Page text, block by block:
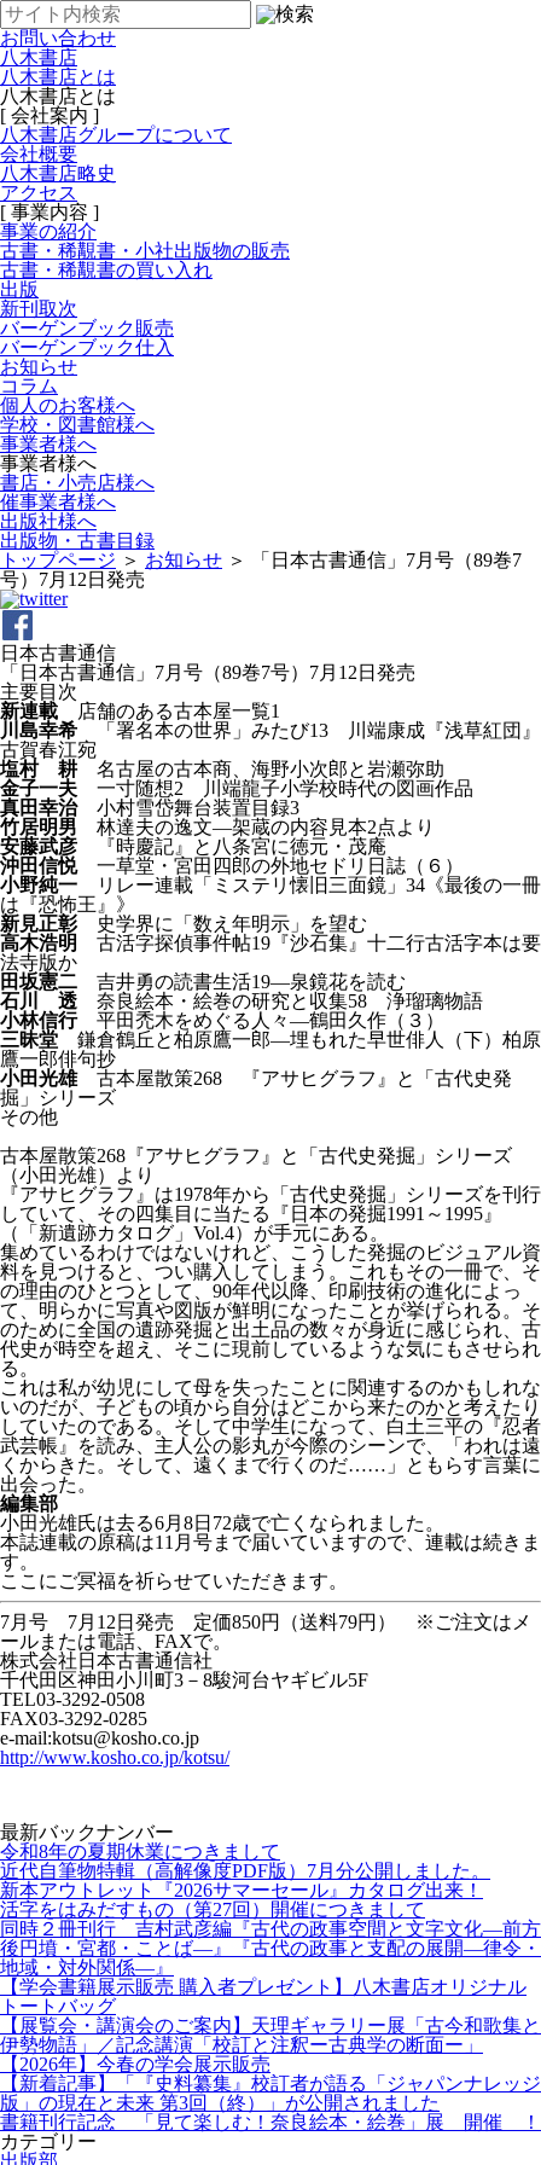
お問い合わせ
八木書店
八木書店とは
八木書店とは
[ 会社案内 ]
八木書店グループについて
会社概要
八木書店略史
アクセス
[ 事業内容 ]
事業の紹介
古書・稀覯書・小社出版物の販売
古書・稀覯書の買い入れ
出版
新刊取次
バーゲンブック販売
バーゲンブック仕入
お知らせ
コラム
個人のお客様へ
学校・図書館様へ
事業者様へ
事業者様へ
書店・小売店様へ
催事業者様へ
出版社様へ
出版物・古書目録
トップページ ＞ お知らせ ＞
「日本古書通信」7月号（89巻7
号）7月12日発売
日本古書通信
「日本古書通信」7月号（89巻7号）7月12日発売
主要目次
新連載 店舗のある古本屋一覧1
川島幸希 「署名本の世界」みたび13 川端康成『浅草紅団』
古賀春江宛
塩村 耕名古屋の古本商、海野小次郎と岩瀬弥助
金子一夫 一寸随想2 川端龍子小学校時代の図画作品
真田幸治小村雪岱舞台装置目録3
竹居明男 林達夫の逸文―架蔵の内容見本2点より
安藤武彦 『時慶記』と八条宮に徳元・茂庵
沖田信悦一草堂・宮田四郎の外地セドリ日誌（６）
小野純一 リレー連載「ミステリ懐旧三面鏡」34《最後の一冊
は『恐怖王』》
新見正彰史学界に「数え年明示」を望む
高木浩明
古活字探偵事件帖19『沙石集』十二行古活字本は要
法寺版か
田坂憲二 吉井勇の読書生活19―泉鏡花を読む
石川 透 奈良絵本・絵巻の研究と収集58 浄瑠璃物語
小林信行平田禿木をめぐる人々―鶴田久作（３）
三昧堂 鎌倉鶴丘と柏原鷹一郎―埋もれた早世俳人（下）柏原
鷹一郎俳句抄
小田光雄古本屋散策268 『アサヒグラフ』と「古代史発
掘」シリーズ
その他
古本屋散策268『アサヒグラフ』と「古代史発掘」シリーズ
（小田光雄）より
『アサヒグラフ』は1978年から「古代史発掘」シリーズを刊行
していて、その四集目に当たる『日本の発掘1991～1995』
（「新遺跡カタログ」Vol.4）が手元にある。
集めているわけではないけれど、こうした発掘のビジュアル資
料を見つけると、つい購入してしまう。これもその一冊で、そ
の理由のひとつとして、90年代以降、印刷技術の進化によっ
て、明らかに写真や図版が鮮明になったことが挙げられる。そ
のために全国の遺跡発掘と出土品の数々が身近に感じられ、古
代史が時空を超え、そこに現前しているような気にもさせられ
る。
これは私が幼児にして母を失ったことに関連するのかもしれな
いのだが、子どもの頃から自分はどこから来たのかと考えたり
していたのである。そして中学生になって、白土三平の『忍者
武芸帳』を読み、主人公の影丸が今際のシーンで、「われは遠
くからきた。そして、遠くまで行くのだ……」ともらす言葉に
出会った。
編集部
小田光雄氏は去る6月8日72歳で亡くなられました。
本誌連載の原稿は11月号まで届いていますので、連載は続きま
す。
ここにご冥福を祈らせていただきます。
7月号 7月12日発売 定価850円（送料79円） ※ご注文はメ
ールまたは電話、FAXで。
株式会社日本古書通信社
千代田区神田小川町3－8駿河台ヤギビル5F
TEL03-3292-0508
FAX03-3292-0285
e-mail:kotsu@kosho.co.jp
http://www.kosho.co.jp/kotsu/
最新バックナンバー
令和8年の夏期休業につきまして
近代自筆物特輯（高解像度PDF版）7月分公開しました。
新本アウトレット『2026サマーセール』カタログ出来！
活字をはみだすもの（第27回）開催につきまして
同時２冊刊行 吉村武彦編『古代の政事空間と文字文化—前方
後円墳・宮都・ことば—』『古代の政事と支配の展開—律令・
地域・対外関係—』
【学会書籍展示販売 購入者プレゼント】八木書店オリジナル
トートバッグ
【展覧会・講演会のご案内】天理ギャラリー展「古今和歌集と
伊勢物語」／記念講演「校訂と注釈ー古典学の断面ー」
【2026年】今春の学会展示販売
【新着記事】「『史料纂集』校訂者が語る「ジャパンナレッジ
版」の現在と未来 第3回（終）」が公開されました
書籍刊行記念 「見て楽しむ！奈良絵本・絵巻」展 開催 ！
カテゴリー
出版部